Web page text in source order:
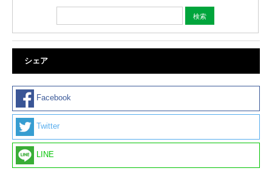
シェア
Facebook
Twitter
LINE